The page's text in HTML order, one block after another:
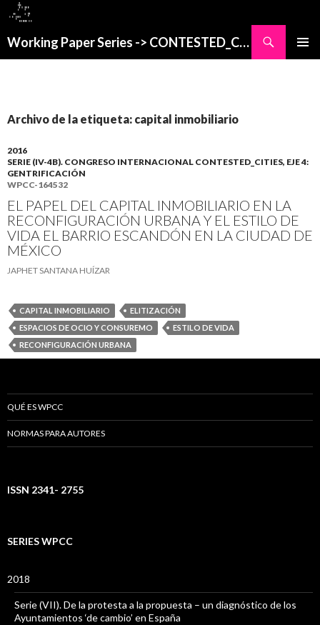
Working Paper Series -> CONTESTED_CITIES
Archivo de la etiqueta: capital inmobiliario
2016
SERIE (IV-4B). CONGRESO INTERNACIONAL CONTESTED_CITIES, EJE 4:
GENTRIFICACIÓN
WPCC-164532
EL PAPEL DEL CAPITAL INMOBILIARIO EN LA
RECONFIGURACIÓN URBANA Y EL ESTILO DE
VIDA EL BARRIO ESCANDÓN EN LA CIUDAD DE
MÉXICO
JAPHET SANTANA HUÍZAR
CAPITAL INMOBILIARIO
ELITIZACIÓN
ESPACIOS DE OCIO Y CONSUREMO
ESTILO DE VIDA
RECONFIGURACIÓN URBANA
QUÉ ES WPCC
NORMAS PARA AUTORES
ISSN 2341- 2755
SERIES WPCC
2018
Serie (VII). De la protesta a la propuesta – un diagnóstico de los
Ayuntamientos ‘de cambio’ en España